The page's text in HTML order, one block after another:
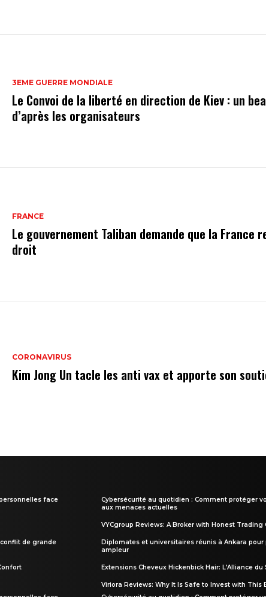
3EME GUERRE MONDIALE
Le Convoi de la liberté en direction de Kiev : un
d’après les organisateurs
FRANCE
Le gouvernement Taliban demande que la France
droit
CORONAVIRUS
Kim Jong Un tacle les anti vax et apporte son
face
de grande
Cybersécurité au quotidien : Comment protéger
aux menaces actuelles
VYCgroup Reviews: A Broker with Honest Trading
Diplomates et universitaires réunis à Ankara
ampleur
Extensions Cheveux Hickenbick Hair: L’Alliance
Viriora Reviews: Why It Is Safe to Invest with This